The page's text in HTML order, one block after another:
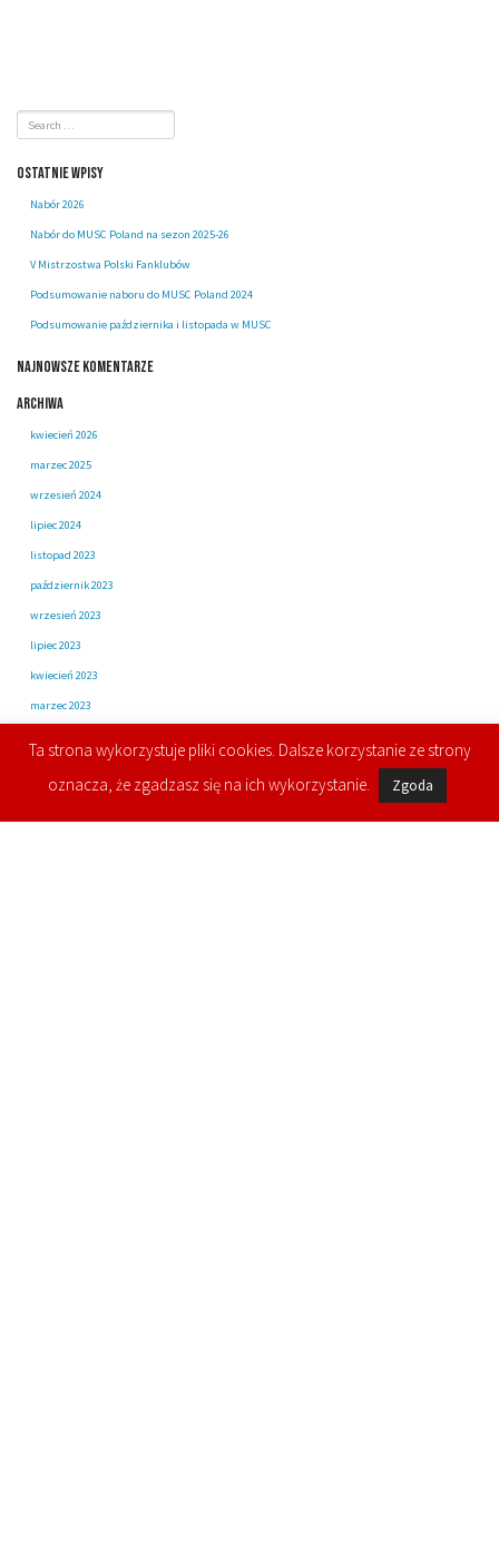
Ostatnie wpisy
Nabór 2026
Nabór do MUSC Poland na sezon 2025-26
V Mistrzostwa Polski Fanklubów
Podsumowanie naboru do MUSC Poland 2024
Podsumowanie października i listopada w MUSC
Najnowsze komentarze
Archiwa
kwiecień 2026
marzec 2025
wrzesień 2024
lipiec 2024
listopad 2023
październik 2023
wrzesień 2023
lipiec 2023
kwiecień 2023
marzec 2023
październik 2022
sierpień 2022
Ta strona wykorzystuje pliki cookies. Dalsze korzystanie ze strony
oznacza, że zgadzasz się na ich wykorzystanie.
Zgoda